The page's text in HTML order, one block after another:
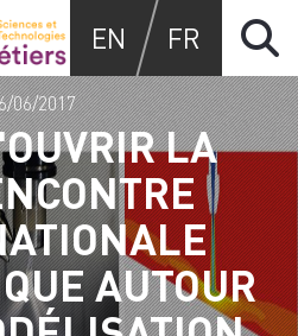
EN FR
LA
AUTOUR
06/2017